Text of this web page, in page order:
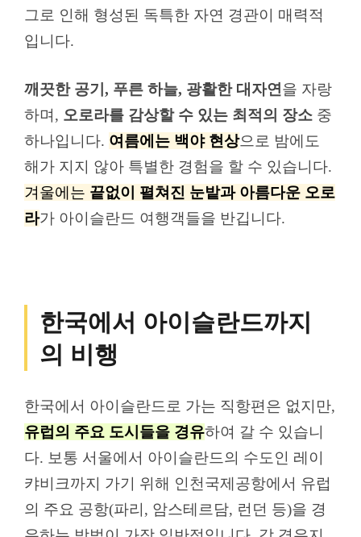
그로 인해 형성된 독특한 자연 경관이 매력적
입니다.
깨끗한 공기, 푸른 하늘, 광활한 대자연을 자랑
하며, 오로라를 감상할 수 있는 최적의 장소 중
하나입니다. 여름에는 백야 현상으로 밤에도
해가 지지 않아 특별한 경험을 할 수 있습니다.
겨울에는 끝없이 펼쳐진 눈밭과 아름다운 오로
라가 아이슬란드 여행객들을 반깁니다.
한국에서 아이슬란드까지
의 비행
한국에서 아이슬란드로 가는 직항편은 없지만,
유럽의 주요 도시들을 경유하여 갈 수 있습니
다. 보통 서울에서 아이슬란드의 수도인 레이
캬비크까지 가기 위해 인천국제공항에서 유럽
의 주요 공항(파리, 암스테르담, 런던 등)을 경